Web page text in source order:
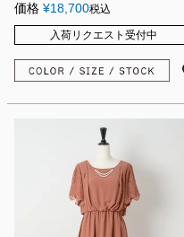
価格 ¥18,700税込
入荷リクエスト受付中